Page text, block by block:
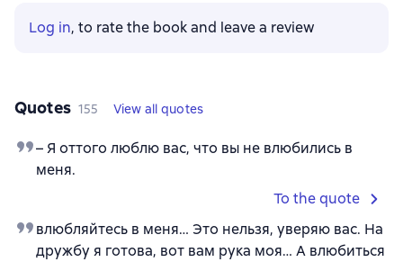
Log in, to rate the book and leave a review
Quotes 155 View all quotes
– Я оттого люблю вас, что вы не влюбились в
меня.
To the quote
влюбляйтесь в меня… Это нельзя, уверяю вас. На
дружбу я готова, вот вам рука моя… А влюбиться